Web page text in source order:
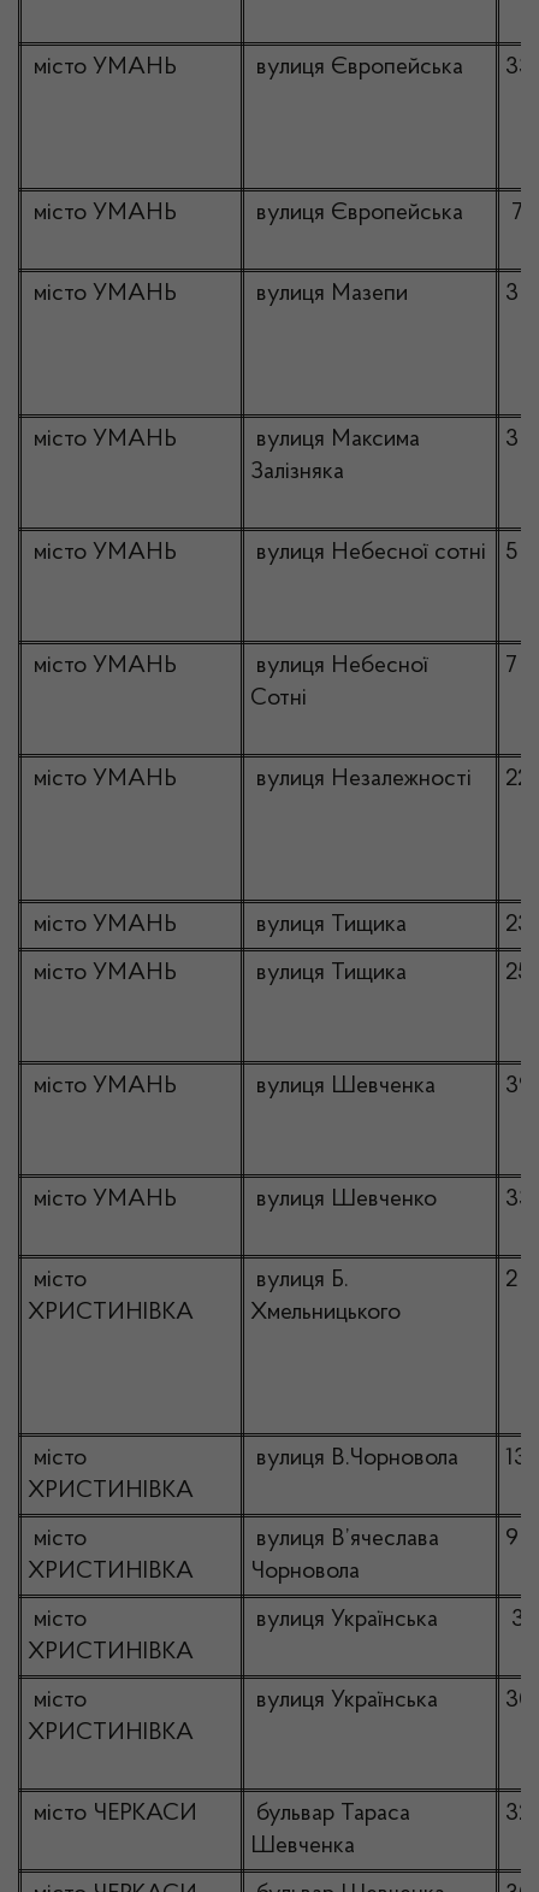
місто УМАНЬ вулиця Європейська 33
місто УМАНЬ вулиця Європейська 7/
місто УМАНЬ вулиця Мазепи 3
місто УМАНЬ
вулиця Максима
Залізняка
3
місто УМАНЬ вулиця Небесної сотні 5
місто УМАНЬ
вулиця Небесної
Сотні
7
місто УМАНЬ вулиця Незалежності 22
місто УМАНЬ вулиця Тищика
23
місто УМАНЬ
вулиця Тищика 25
місто УМАНЬ вулиця Шевченка 39
місто УМАНЬ вулиця Шевченко 33
місто
ХРИСТИНІВКА
вулиця Б.
Хмельницького
2
місто
ХРИСТИНІВКА
вулиця В.Чорновола 13
місто
ХРИСТИНІВКА
вулиця В’ячеслава
Чорновола
9
місто
ХРИСТИНІВКА
вулиця Українська
місто
ХРИСТИНІВКА
вулиця Українська 30
місто ЧЕРКАСИ
бульвар Тараса
Шевченка